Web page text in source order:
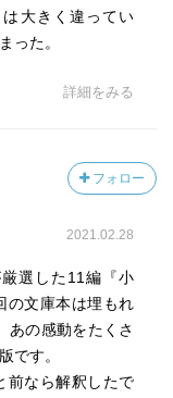
大きく違ってい
った。
詳細をみる
フォロー
2021.02.28
選した11編『小
文庫本は埋もれ
あの感動をたくさ
です。
前なら解釈したで